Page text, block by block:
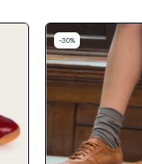
-30%